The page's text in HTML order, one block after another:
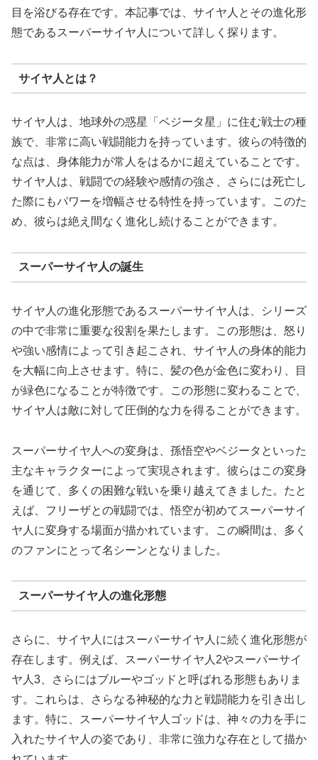
目を浴びる存在です。本記事では、サイヤ人とその進化形
態であるスーパーサイヤ人について詳しく探ります。
サイヤ人とは？
サイヤ人は、地球外の惑星「ベジータ星」に住む戦士の種
族で、非常に高い戦闘能力を持っています。彼らの特徴的
な点は、身体能力が常人をはるかに超えていることです。
サイヤ人は、戦闘での経験や感情の強さ、さらには死亡し
た際にもパワーを増幅させる特性を持っています。このた
め、彼らは絶え間なく進化し続けることができます。
スーパーサイヤ人の誕生
サイヤ人の進化形態であるスーパーサイヤ人は、シリーズ
の中で非常に重要な役割を果たします。この形態は、怒り
や強い感情によって引き起こされ、サイヤ人の身体的能力
を大幅に向上させます。特に、髪の色が金色に変わり、目
が緑色になることが特徴です。この形態に変わることで、
サイヤ人は敵に対して圧倒的な力を得ることができます。
スーパーサイヤ人への変身は、孫悟空やベジータといった
主なキャラクターによって実現されます。彼らはこの変身
を通じて、多くの困難な戦いを乗り越えてきました。たと
えば、フリーザとの戦闘では、悟空が初めてスーパーサイ
ヤ人に変身する場面が描かれています。この瞬間は、多く
のファンにとって名シーンとなりました。
スーパーサイヤ人の進化形態
さらに、サイヤ人にはスーパーサイヤ人に続く進化形態が
存在します。例えば、スーパーサイヤ人2やスーパーサイ
ヤ人3、さらにはブルーやゴッドと呼ばれる形態もありま
す。これらは、さらなる神秘的な力と戦闘能力を引き出し
ます。特に、スーパーサイヤ人ゴッドは、神々の力を手に
入れたサイヤ人の姿であり、非常に強力な存在として描か